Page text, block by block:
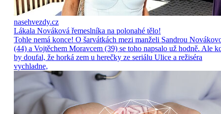
nasehvezdy.cz
Lákala Nováková řemeslníka na polonahé tělo!
Tohle nemá konce! O šarvátkách mezi manželi Sandrou
(44) a Vojtěchem Moravcem (39) se toho napsalo už hodně. Ale
by doufal, že horká zem u herečky ze seriálu Ulice a režiséra
vychladne,